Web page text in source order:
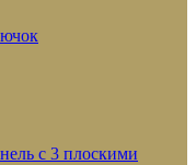
с 3 плоскими